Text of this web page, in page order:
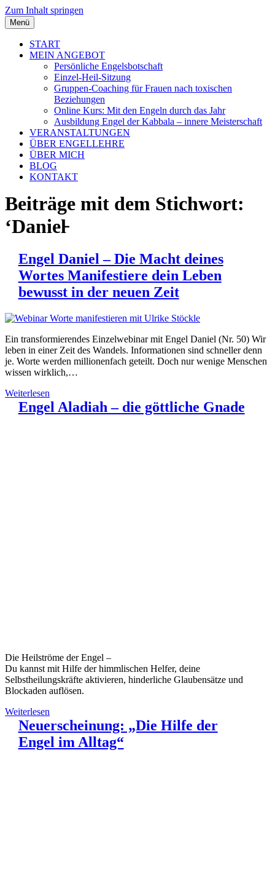
Zum Inhalt springen
Menü
START
MEIN ANGEBOT
Persönliche Engelsbotschaft
Einzel-Heil-Sitzung
Gruppen-Coaching für Frauen nach toxischen
Beziehungen
Online Kurs: Mit den Engeln durch das Jahr
Ausbildung Engel der Kabbala – innere Meisterschaft
VERANSTALTUNGEN
ÜBER ENGELLEHRE
ÜBER MICH
BLOG
KONTAKT
Beiträge mit dem Stichwort:
‘Daniel̵
Engel Daniel – Die Macht deines
Wortes Manifestiere dein Leben
bewusst in der neuen Zeit
Ein transformierendes Einzelwebinar mit Engel Daniel (Nr. 50) Wir
leben in einer Zeit des Wandels. Informationen sind schneller denn
je. Worte werden millionenfach geteilt. Doch nur wenige Menschen
wissen wirklich,…
Weiterlesen
Engel Aladiah – die göttliche Gnade
Die Heilströme der Engel –
Du kannst mit Hilfe der himmlischen Helfer, deine
Selbstheilungskräfte aktivieren, hinderliche Glaubensätze und
Blockaden auflösen.
Weiterlesen
Neuerscheinung: „Die Hilfe der
Engel im Alltag“